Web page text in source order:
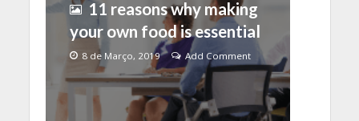
11 reasons why making
your own food is essential
8 de Março, 2019 Add Comment